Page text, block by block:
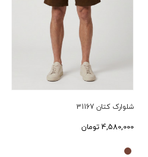
شلوارک کتان 31167
4,580,000 تومان